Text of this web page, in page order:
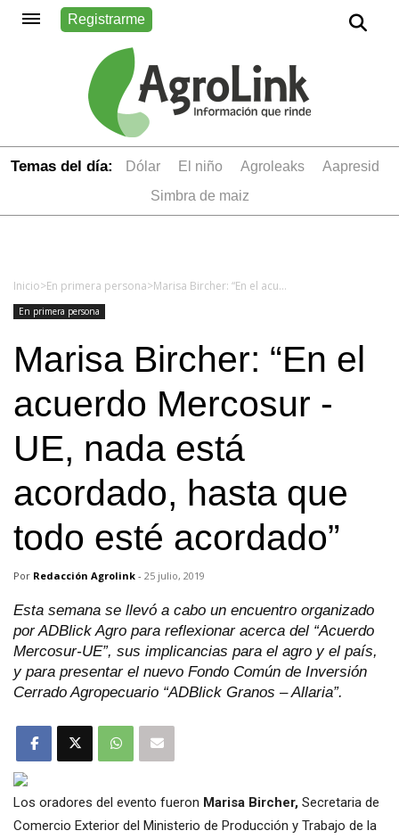
Registrarme
Temas del día: dólar el niño Agroleaks
aapresid
simbra de maiz
Inicio>En primera persona> Marisa Bircher: “En el acuerdo Mercosur - UE, nada está acordado, hasta que todo esté acordado”
En primera persona
Marisa Bircher: “En el
acuerdo Mercosur -
UE, nada está
acordado, hasta que
todo esté acordado”
Por Redacción Agrolink - 25 julio, 2019
Esta semana se llevó a cabo un encuentro organizado
por ADBlick Agro para reflexionar acerca del “Acuerdo
Mercosur-UE”, sus implicancias para el agro y el país,
y para presentar el nuevo Fondo Común de Inversión
Cerrado Agropecuario “ADBlick Granos – Allaria”.
Los oradores del evento fueron Marisa Bircher, Secretaria de
Comercio Exterior del Ministerio de Producción y Trabajo de la